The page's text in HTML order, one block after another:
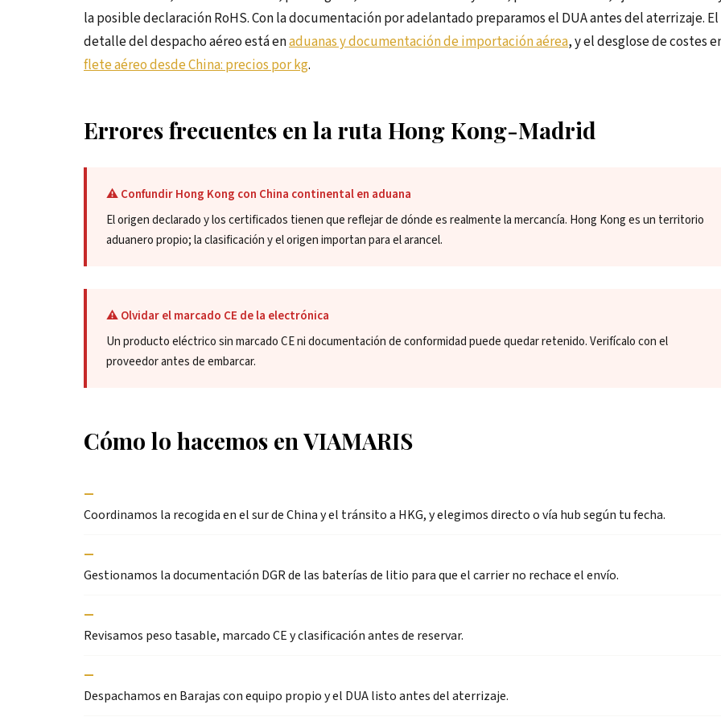
la posible declaración RoHS. Con la documentación por adelantado preparamos el DUA antes del aterrizaje. El
detalle del despacho aéreo está enaduanas y documentación de importación aérea, y el desglose de costes
flete aéreo desde China: precios por kg.
Errores frecuentes en la ruta Hong Kong-Madrid
⚠️ Confundir Hong Kong con China continental en aduana
El origen declarado y los certificados tienen que reflejar de dónde es realmente la mercancía. Hong Kong es un territorio
aduanero propio; la clasificación y el origen importan para el arancel.
⚠️ Olvidar el marcado CE de la electrónica
Un producto eléctrico sin marcado CE ni documentación de conformidad puede quedar retenido. Verifícalo con el
proveedor antes de embarcar.
Cómo lo hacemos en VIAMARIS
—
Coordinamos la recogida en el sur de China y el tránsito a HKG, y elegimos directo o vía hub según tu fecha.
—
Gestionamos la documentación DGR de las baterías de litio para que el carrier no rechace el envío.
—
Revisamos peso tasable, marcado CE y clasificación antes de reservar.
—
Despachamos en Barajas con equipo propio y el DUA listo antes del aterrizaje.